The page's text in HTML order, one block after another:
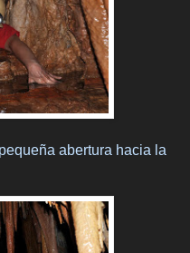
abertura hacia la